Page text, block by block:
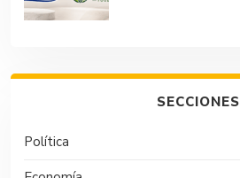
SECCIONES
Política